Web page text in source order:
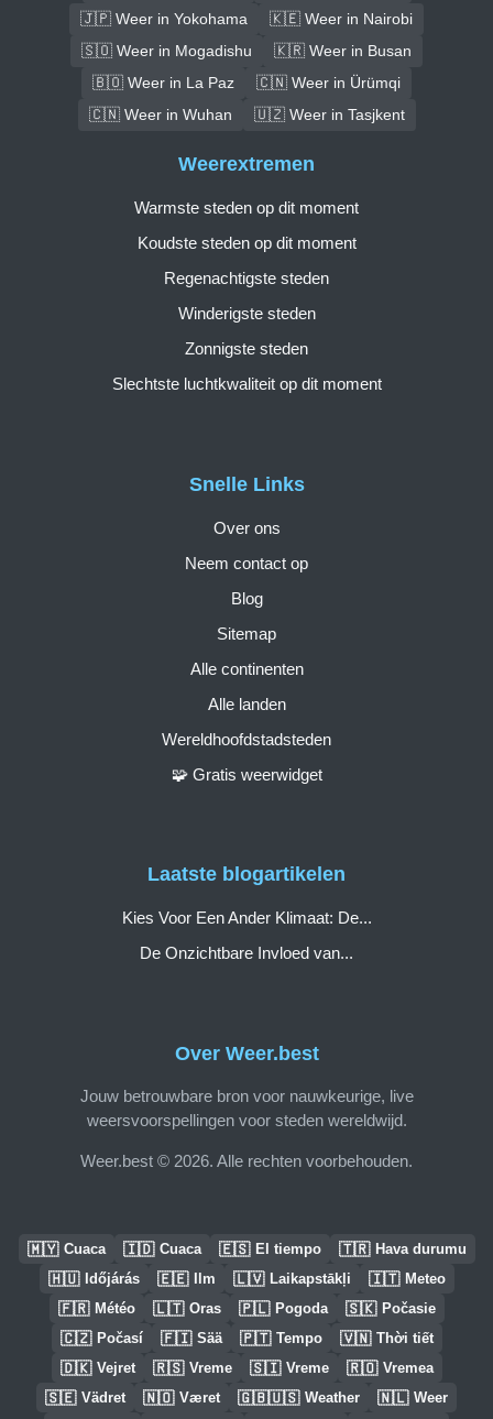
🇯🇵 Weer in Yokohama
🇰🇪 Weer in Nairobi
🇸🇴 Weer in Mogadishu
🇰🇷 Weer in Busan
🇧🇴 Weer in La Paz
🇨🇳 Weer in Ürümqi
🇨🇳 Weer in Wuhan
🇺🇿 Weer in Tasjkent
Over Weer.best
Jouw betrouwbare bron voor nauwkeurige, live
weersvoorspellingen voor steden wereldwijd.
Weer.best © 2026. Alle rechten voorbehouden.
Snelle Links
Over ons
Neem contact op
Blog
Sitemap
Alle continenten
Alle landen
Wereldhoofdstadsteden
🧩 Gratis weerwidget
Weerextremen
Warmste steden op dit moment
Koudste steden op dit moment
Regenachtigste steden
Winderigste steden
Zonnigste steden
Slechtste luchtkwaliteit op dit moment
Laatste blogartikelen
Kies Voor Een Ander Klimaat: De...
De Onzichtbare Invloed van...
🇲🇾 Cuaca 🇮🇩 Cuaca 🇪🇸 El tiempo 🇹🇷 Hava durumu
🇭🇺 Időjárás 🇪🇪 Ilm 🇱🇻 Laikapstākļi 🇮🇹 Meteo
🇫🇷 Météo 🇱🇹 Oras 🇵🇱 Pogoda 🇸🇰 Počasie
🇨🇿 Počasí 🇫🇮 Sää 🇵🇹 Tempo 🇻🇳 Thời tiết
🇩🇰 Vejret 🇷🇸 Vreme 🇸🇮 Vreme 🇷🇴 Vremea
🇸🇪 Vädret 🇳🇴 Været 🇬🇧🇺🇸 Weather 🇳🇱 Weer